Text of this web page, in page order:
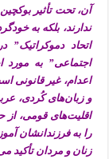
آن، تحت تأثیر
ندارند، بلکه به
اجتماعی” به
اعدام، غیر قانونی
و زبان‌های کُردی،
اقلیت‌های قومی، از
زنان و مردان تأکید